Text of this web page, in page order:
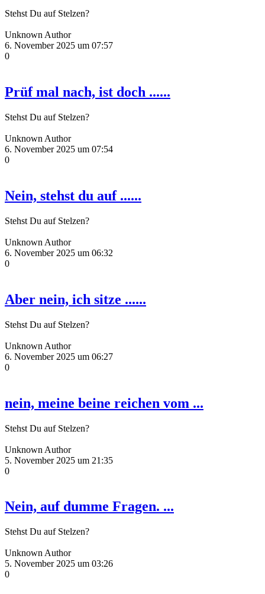
Stehst Du auf Stelzen?
Unknown Author
6. November 2025 um 07:57
0
Prüf mal nach, ist doch ......
Stehst Du auf Stelzen?
Unknown Author
6. November 2025 um 07:54
0
Nein, stehst du auf ......
Stehst Du auf Stelzen?
Unknown Author
6. November 2025 um 06:32
0
Aber nein, ich sitze ......
Stehst Du auf Stelzen?
Unknown Author
6. November 2025 um 06:27
0
nein, meine beine reichen vom ...
Stehst Du auf Stelzen?
Unknown Author
5. November 2025 um 21:35
0
Nein, auf dumme Fragen. ...
Stehst Du auf Stelzen?
Unknown Author
5. November 2025 um 03:26
0